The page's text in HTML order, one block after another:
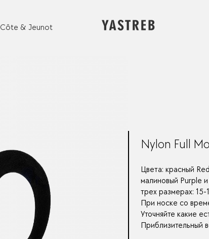
Côte & Jeunot
Nylon Full
Цвета: красный
малиновый Purple
трех размерах: 15-
При носке со
Уточняйте какие
Приблизительный